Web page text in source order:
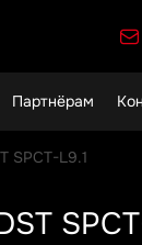
Партнёрам
SPCT-L9.1